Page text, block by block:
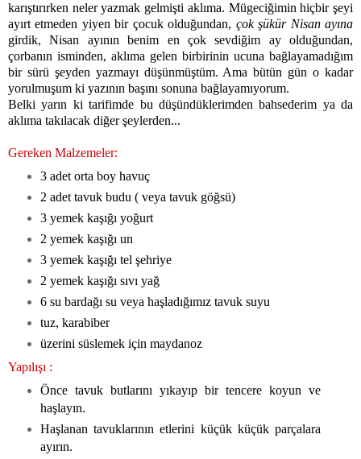
karıştırırken neler yazmak gelmişti aklıma. Mügeciğimin hiçbir şeyi
ayırt etmeden yiyen bir çocuk olduğundan, çok şükür Nisan ayına
girdik, Nisan ayının benim en çok sevdiğim ay olduğundan,
çorbanın isminden, aklıma gelen birbirinin ucuna bağlayamadığım
bir sürü şeyden yazmayı düşünmüştüm. Ama bütün gün o kadar
yorulmuşum ki yazının başını sonuna bağlayamıyorum.
Belki yarın ki tarifimde bu düşündüklerimden bahsederim ya da
aklıma takılacak diğer şeylerden...
Gereken Malzemeler:
3 adet orta boy havuç
2 adet tavuk budu ( veya tavuk göğsü)
3 yemek kaşığı yoğurt
2 yemek kaşığı un
3 yemek kaşığı tel şehriye
2 yemek kaşığı sıvı yağ
6 su bardağı su veya haşladığımız tavuk suyu
tuz, karabiber
üzerini süslemek için maydanoz
Yapılışı :
Önce tavuk butlarını yıkayıp bir tencere koyun ve
haşlayın.
Haşlanan tavuklarının etlerini küçük küçük parçalara
ayırın.